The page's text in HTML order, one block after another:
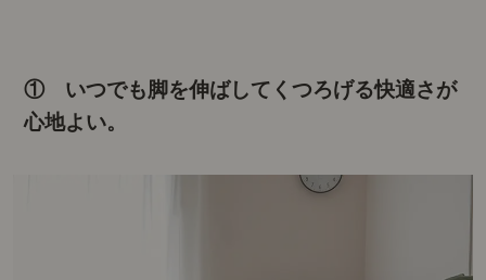
① いつでも脚を伸ばしてくつろげる快適さが
心地よい。